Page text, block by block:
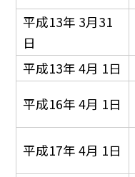
平成13年 3月31
日
平成13年 4月 1日
平成16年 4月 1日
平成17年 4月 1日